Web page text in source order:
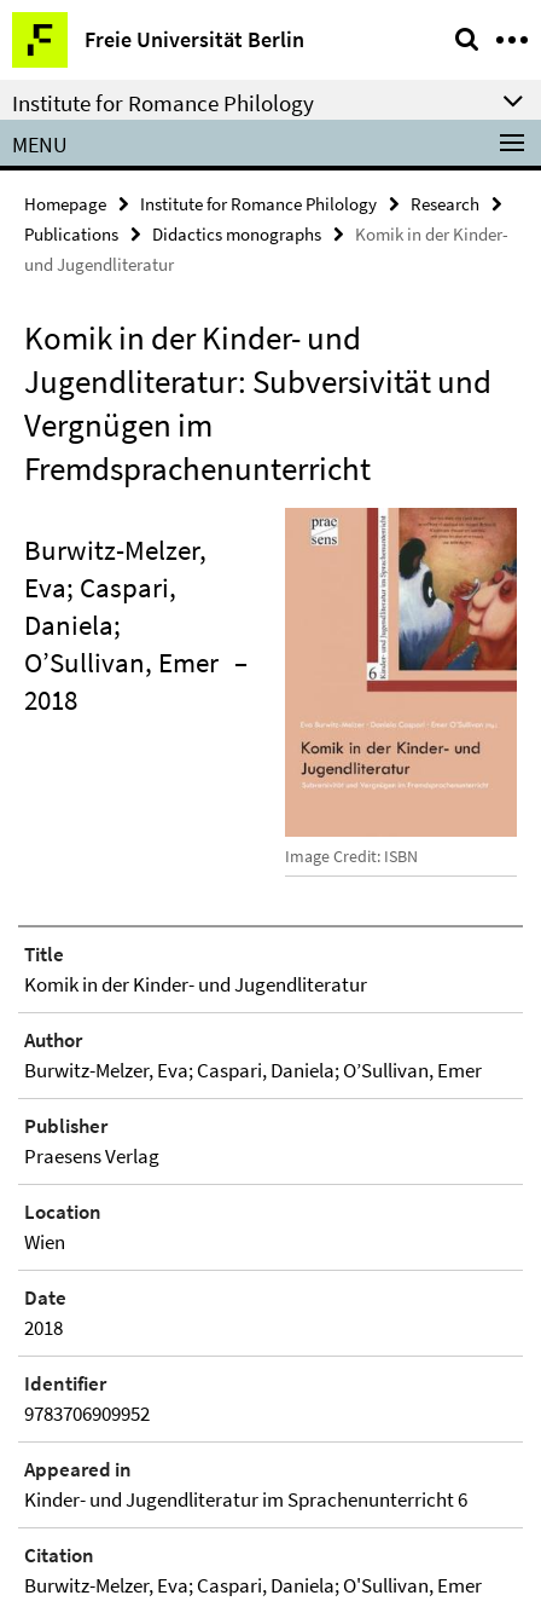
Springe
direkt
zu
Inhalt
Freie Universität Berlin
Service
Navigation
Institute for Romance Philology
MENU
Homepage Institute for Romance Philology
Research
Publications
Didactics monographs
Komik in der Kinder-
und Jugendliteratur
Komik in der Kinder- und
Jugendliteratur: Subversivität und
Vergnügen im
Fremdsprachenunterricht
Image Credit: ISBN
Burwitz-Melzer,
Eva; Caspari,
Daniela;
O’Sullivan, Emer –
2018
Title
Komik in der Kinder- und Jugendliteratur
Author
Burwitz-Melzer, Eva; Caspari, Daniela; O’Sullivan, Emer
Publisher
Praesens Verlag
Location
Wien
Date
2018
Identifier
9783706909952
Appeared in
Kinder- und Jugendliteratur im Sprachenunterricht 6
Citation
Burwitz-Melzer, Eva; Caspari, Daniela; O'Sullivan, Emer